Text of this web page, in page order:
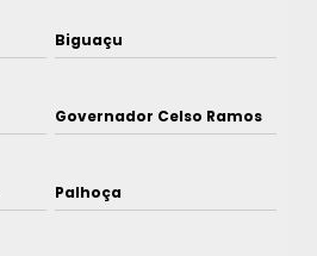
Biguaçu
Governador Celso Ramos
Palhoça